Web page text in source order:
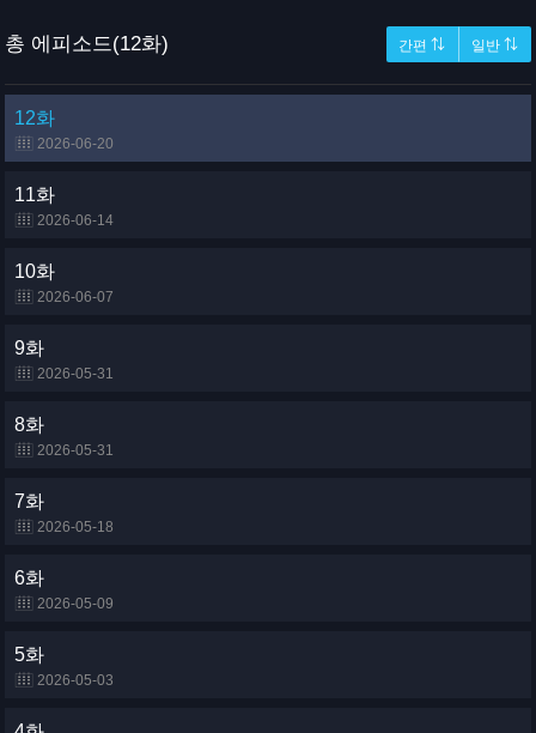
총 에피소드(12화) 간편 ⇅ 일반 ⇅
12화
2026-06-20
11화
2026-06-14
10화
2026-06-07
9화
2026-05-31
8화
2026-05-31
7화
2026-05-18
6화
2026-05-09
5화
2026-05-03